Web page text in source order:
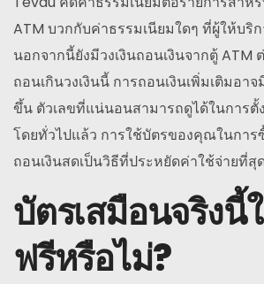
ATM บวกกับค่าธรรมเนียมใดๆ ที่ผู้ให้บริก
นอกจากนี้ยังมีวงเงินถอนเงินจากตู้
ถอนเกินวงเงินนี้ การถอนเงินเพิ่มเติมอา
ขึ้น ตัวเลขที่แน่นอนสามารถดูได้ในการ
โดยทั่วไปแล้ว การใช้บัตรของคุณในกา
ถอนเงินสดเป็นวิธีที่ประหยัดค่าใช้จ่ายที่สุ
บัตรเสมือนจริงนี้
ฟรีหรือไม่?